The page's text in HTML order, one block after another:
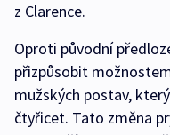
z Clarence.
Oproti původní
přizpůsobit
mužských postav,
čtyřicet. Tato změna